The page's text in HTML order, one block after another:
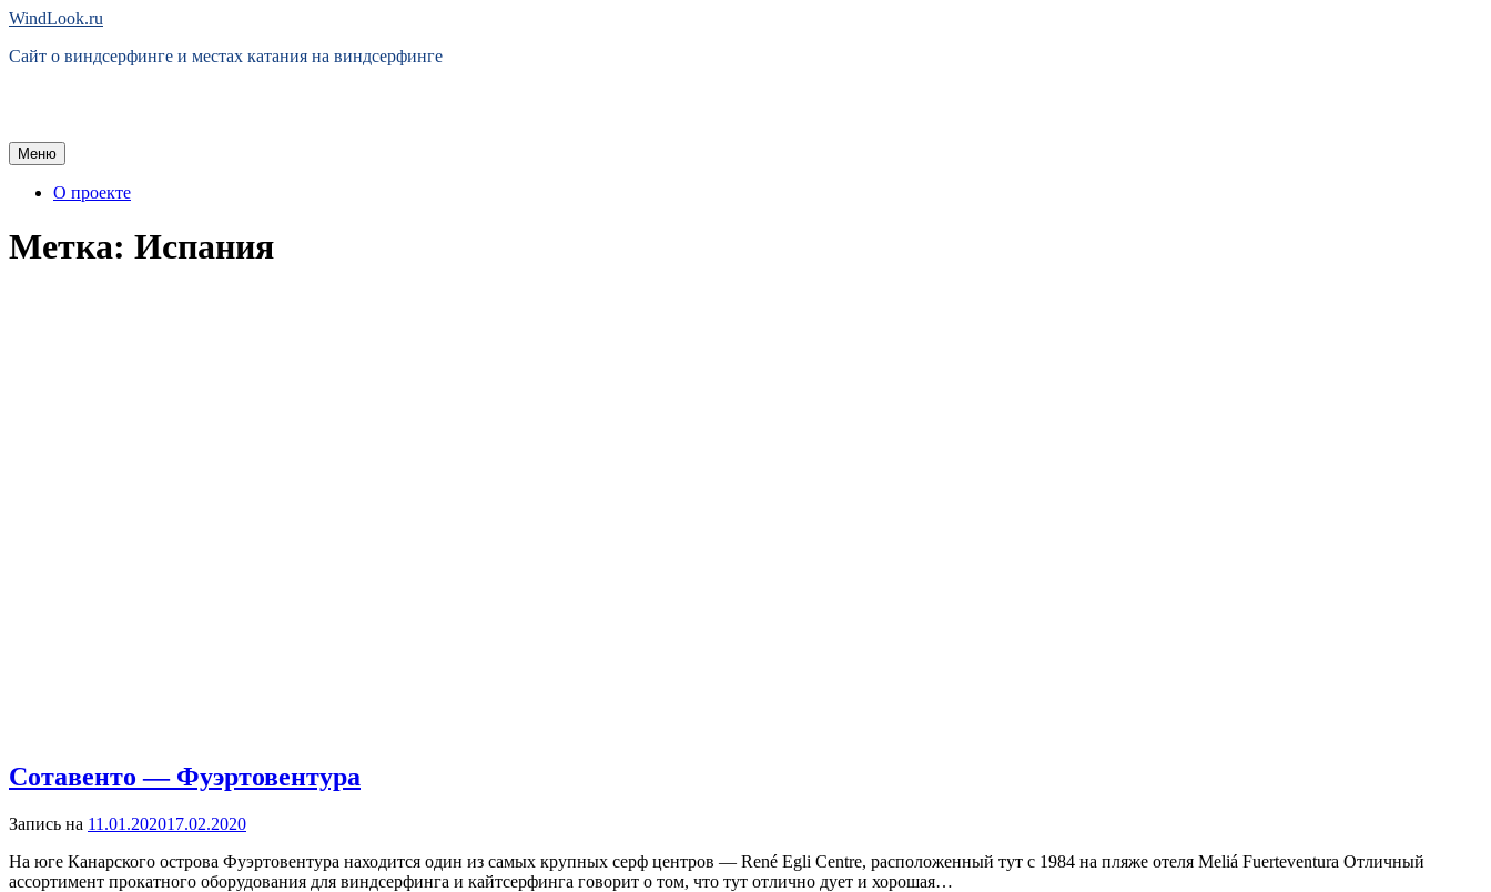
Перейти
содержимому
WindLook.ru
Сайт о виндсерфинге и местах катания на виндсерфинге
Меню
О проекте
Метка: Испания
Сотавенто — Фуэртовентура
Запись на 11.01.202017.02.2020
На юге Канарского острова Фуэртовентура находится один из самых крупных серф центров — René Egli Centre, расположенный тут с 1984 на пляже отеля Meliá Fuerteventura Отличный
ассортимент прокатного оборудования для виндсерфинга и кайтсерфинга говорит о том, что тут отлично дует и хорошая…